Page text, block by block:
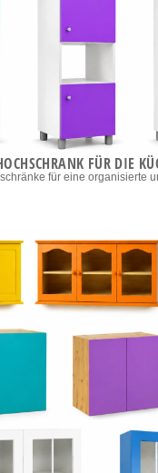
FÜR DIE
für eine organisierte